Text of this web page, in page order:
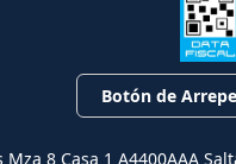
Botón de
8 Casa 1 A4400AAA